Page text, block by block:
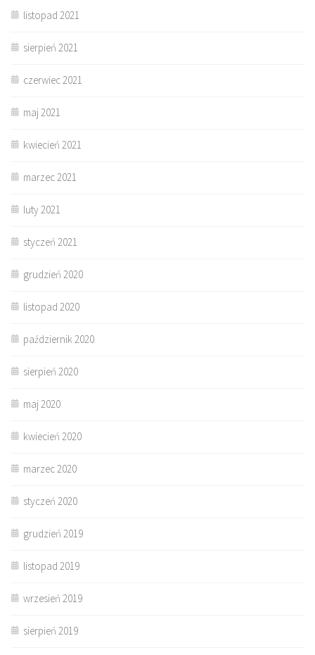
listopad 2021
sierpień 2021
czerwiec 2021
maj 2021
kwiecień 2021
marzec 2021
luty 2021
styczeń 2021
grudzień 2020
listopad 2020
październik 2020
sierpień 2020
maj 2020
kwiecień 2020
marzec 2020
styczeń 2020
grudzień 2019
listopad 2019
wrzesień 2019
sierpień 2019